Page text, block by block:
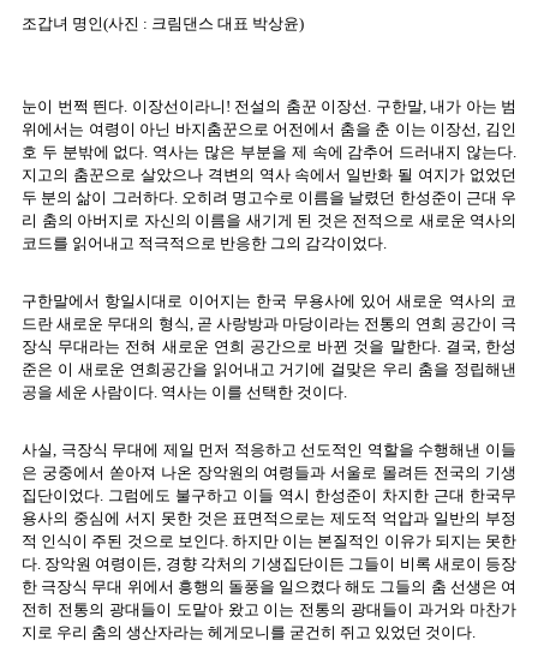
조갑녀 명인(사진 : 크림댄스 대표 박상윤)
눈이 번쩍 띈다. 이장선이라니! 전설의 춤꾼 이장선. 구한말, 내가 아는 범
위에서는 여령이 아닌 바지춤꾼으로 어전에서 춤을 춘 이는 이장선, 김인
호 두 분밖에 없다. 역사는 많은 부분을 제 속에 감추어 드러내지 않는다.
지고의 춤꾼으로 살았으나 격변의 역사 속에서 일반화 될 여지가 없었던
두 분의 삶이 그러하다. 오히려 명고수로 이름을 날렸던 한성준이 근대 우
리 춤의 아버지로 자신의 이름을 새기게 된 것은 전적으로 새로운 역사의
코드를 읽어내고 적극적으로 반응한 그의 감각이었다.
구한말에서 항일시대로 이어지는 한국 무용사에 있어 새로운 역사의 코
드란 새로운 무대의 형식, 곧 사랑방과 마당이라는 전통의 연희 공간이 극
장식 무대라는 전혀 새로운 연희 공간으로 바뀐 것을 말한다. 결국, 한성
준은 이 새로운 연희공간을 읽어내고 거기에 걸맞은 우리 춤을 정립해낸
공을 세운 사람이다. 역사는 이를 선택한 것이다.
사실, 극장식 무대에 제일 먼저 적응하고 선도적인 역할을 수행해낸 이들
은 궁중에서 쏟아져 나온 장악원의 여령들과 서울로 몰려든 전국의 기생
집단이었다. 그럼에도 불구하고 이들 역시 한성준이 차지한 근대 한국무
용사의 중심에 서지 못한 것은 표면적으로는 제도적 억압과 일반의 부정
적 인식이 주된 것으로 보인다. 하지만 이는 본질적인 이유가 되지는 못한
다. 장악원 여령이든, 경향 각처의 기생집단이든 그들이 비록 새로이 등장
한 극장식 무대 위에서 흥행의 돌풍을 일으켰다 해도 그들의 춤 선생은 여
전히 전통의 광대들이 도맡아 왔고 이는 전통의 광대들이 과거와 마찬가
지로 우리 춤의 생산자라는 헤게모니를 굳건히 쥐고 있었던 것이다.